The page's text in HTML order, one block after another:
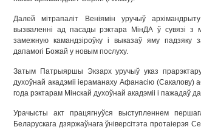
Далей мітрапаліт Веніямін уручыў
вызваленні ад пасады рэктара МінДА ў сувязі
замежную камандзіроўку і выказаў яму
дапамогі Божай у новым послуху.
Затым Патрыяршы Экзарх уручыў указ
духоўнай акадэміі іераманаху Афанасію (Сакалову)
года рэктарам Мінскай духоўнай акадэміі і пажадаў
Урачысты акт працягнуўся выступленнем
Беларускага дзяржаўнага ўніверсітэта протаіерэя